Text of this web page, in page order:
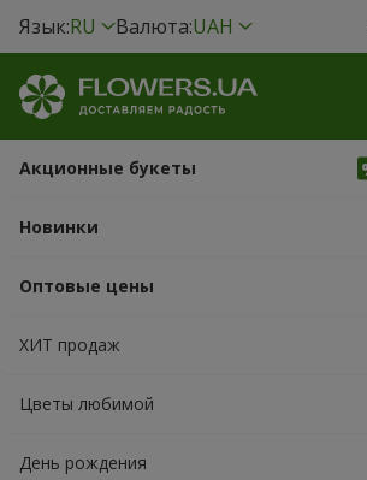
Язык:RU Валюта:UAH
Акционные букеты
Новинки
Оптовые цены
ХИТ продаж
Цветы любимой
День рождения